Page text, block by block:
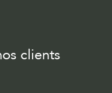
clients